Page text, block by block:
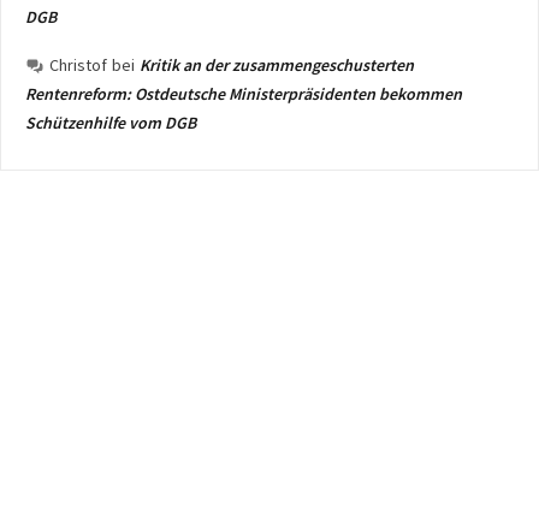
DGB
Christof bei Kritik an der zusammengeschusterten
Rentenreform: Ostdeutsche Ministerpräsidenten bekommen
Schützenhilfe vom DGB